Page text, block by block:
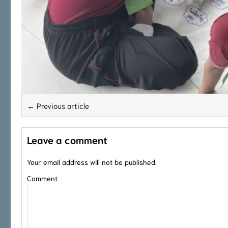
← Previous article
Leave a comment
Your email address will not be published.
Comment